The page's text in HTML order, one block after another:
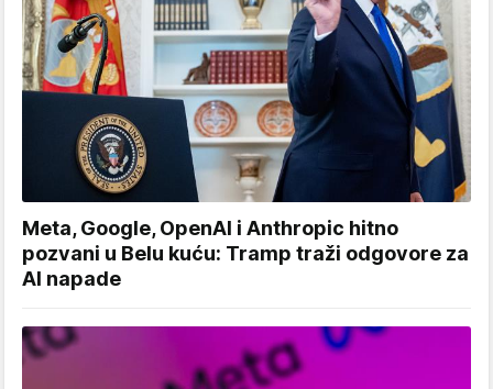
Meta, Google, OpenAI i Anthropic hitno
pozvani u Belu kuću: Tramp traži odgovore za
AI napade